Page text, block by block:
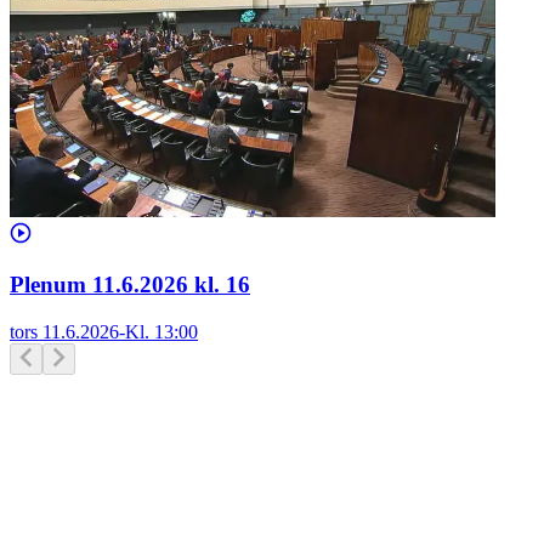
Plenum 11.6.2026 kl. 16
tors 11.6.2026-Kl. 13:00